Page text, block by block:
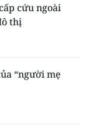
cứu ngoài
thị
“người mẹ